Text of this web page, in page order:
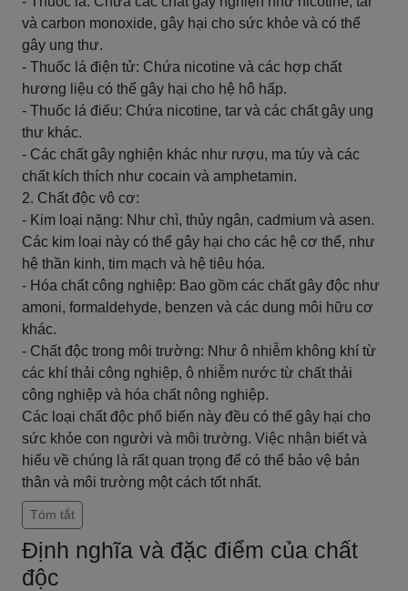
và carbon monoxide, gây hại cho sức khỏe và có thể
gây ung thư.
- Thuốc lá điện tử: Chứa nicotine và các hợp chất
hương liệu có thể gây hại cho hệ hô hấp.
- Thuốc lá điếu: Chứa nicotine, tar và các chất gây ung
thư khác.
- Các chất gây nghiện khác như rượu, ma túy và các
chất kích thích như cocain và amphetamin.
2. Chất độc vô cơ:
- Kim loại nặng: Như chì, thủy ngân, cadmium và asen.
Các kim loại này có thể gây hại cho các hệ cơ thể, như
hệ thần kinh, tim mạch và hệ tiêu hóa.
- Hóa chất công nghiệp: Bao gồm các chất gây độc như
amoni, formaldehyde, benzen và các dung môi hữu cơ
khác.
- Chất độc trong môi trường: Như ô nhiễm không khí từ
các khí thải công nghiệp, ô nhiễm nước từ chất thải
công nghiệp và hóa chất nông nghiệp.
Các loại chất độc phổ biến này đều có thể gây hại cho
sức khỏe con người và môi trường. Việc nhận biết và
hiểu về chúng là rất quan trọng để có thể bảo vệ bản
thân và môi trường một cách tốt nhất.
Tóm tắt
Định nghĩa và đặc điểm của chất
độc